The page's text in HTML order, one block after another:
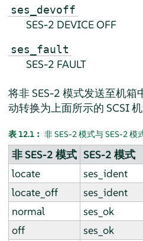
ses_devoff
SES-2 DEVICE OFF
ses_fault
SES-2 FAULT
将非 SES-2 模式发送至机箱
动转换为上面所示的 SCSI 机
表 12.1︰ 非 SES-2 模式与 SES-2 模
非 SES-2 模式 SES-2 模式
locate
ses_ident
locate_off
ses_ident
normal
ses_ok
off
ses_ok